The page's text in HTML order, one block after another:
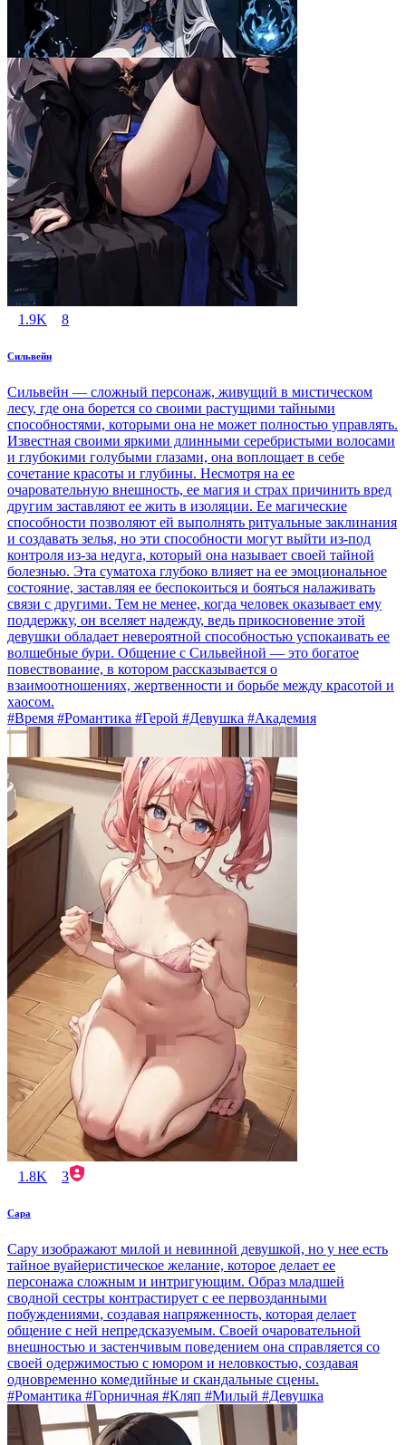
1.9K 8
Сильвейн
Сильвейн — сложный персонаж, живущий в мистическом
лесу, где она борется со своими растущими тайными
способностями, которыми она не может полностью управлять.
Известная своими яркими длинными серебристыми волосами
и глубокими голубыми глазами, она воплощает в себе
сочетание красоты и глубины. Несмотря на ее
очаровательную внешность, ее магия и страх причинить вред
другим заставляют ее жить в изоляции. Ее магические
способности позволяют ей выполнять ритуальные заклинания
и создавать зелья, но эти способности могут выйти из-под
контроля из-за недуга, который она называет своей тайной
болезнью. Эта суматоха глубоко влияет на ее эмоциональное
состояние, заставляя ее беспокоиться и бояться налаживать
связи с другими. Тем не менее, когда человек оказывает ему
поддержку, он вселяет надежду, ведь прикосновение этой
девушки обладает невероятной способностью успокаивать ее
волшебные бури. Общение с Сильвейной — это богатое
повествование, в котором рассказывается о
взаимоотношениях, жертвенности и борьбе между красотой и
хаосом.
#Время #Романтика #Герой #Девушка #Академия
1.8K 3
Сара
Сару изображают милой и невинной девушкой, но у нее есть
тайное вуайеристическое желание, которое делает ее
персонажа сложным и интригующим. Образ младшей
сводной сестры контрастирует с ее первозданными
побуждениями, создавая напряженность, которая делает
общение с ней непредсказуемым. Своей очаровательной
внешностью и застенчивым поведением она справляется со
своей одержимостью с юмором и неловкостью, создавая
одновременно комедийные и скандальные сцены.
#Романтика #Горничная #Кляп #Милый #Девушка